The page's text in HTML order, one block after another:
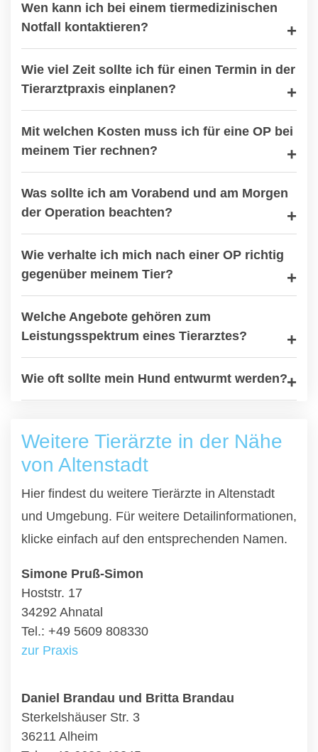
Wen kann ich bei einem tiermedizinischen
Notfall kontaktieren?
Wie viel Zeit sollte ich für einen Termin in der
Tierarztpraxis einplanen?
Mit welchen Kosten muss ich für eine OP bei
meinem Tier rechnen?
Was sollte ich am Vorabend und am Morgen
der Operation beachten?
Wie verhalte ich mich nach einer OP richtig
gegenüber meinem Tier?
Welche Angebote gehören zum
Leistungsspektrum eines Tierarztes?
Wie oft sollte mein Hund entwurmt werden?
Weitere Tierärzte in der Nähe
von Altenstadt
Hier findest du weitere Tierärzte in Altenstadt
und Umgebung. Für weitere Detailinformationen,
klicke einfach auf den entsprechenden Namen.
Simone Pruß-Simon
Hoststr. 17
34292 Ahnatal
Tel.: +49 5609 808330
zur Praxis
Daniel Brandau und Britta Brandau
Sterkelshäuser Str. 3
36211 Alheim